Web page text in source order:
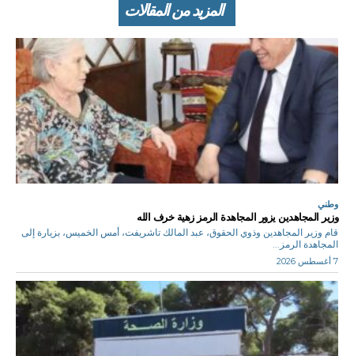
المزيد من المقالات
وطني
وزير المجاهدين يزور المجاهدة الرمز زهية خرف الله
قام وزير المجاهدين وذوي الحقوق، عبد المالك تاشريفت، أمس الخميس، بزيارة إلى
المجاهدة الرمز...
7 أغسطس 2026